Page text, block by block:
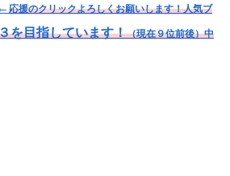
応援のクリックよろしくお願いします！人気ブ
を目指しています！（現在９位前後）中